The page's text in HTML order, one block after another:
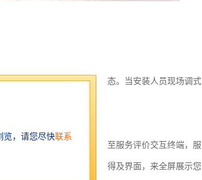
务评价交互终端的运行状态。当安装人员现场调式
列表，通过服务器端推送至服务评价交互终端，服
客户完全可以将本模块设为得及界面，来全屏展示您